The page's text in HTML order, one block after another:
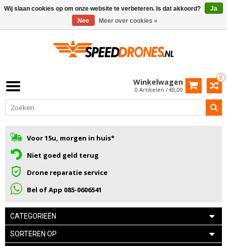
0
Winkelwagen
0 Artikelen / €0,00
Voor 15u, morgen in huis*
Niet goed geld terug
Drone reparatie service
Bel of App 085-0606541
CATEGORIEËN
SORTEREN OP
Wij slaan cookies op om onze website te verbeteren. Is dat akkoord?
Ja
Nee
Meer over cookies »